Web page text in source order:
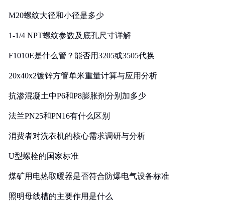
M20螺纹大径和小径是多少
1-1/4 NPT螺纹参数及底孔尺寸详解
F1010E是什么管？能否用3205或3505代换
20x40x2镀锌方管单米重量计算与应用分析
抗渗混凝土中P6和P8膨胀剂分别加多少
法兰PN25和PN16有什么区别
消费者对洗衣机的核心需求调研与分析
U型螺栓的国家标准
煤矿用电热取暖器是否符合防爆电气设备标准
照明母线槽的主要作用是什么